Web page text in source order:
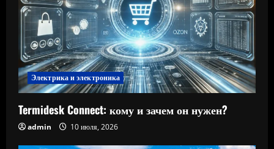
Электрика и электроника
Termidesk Connect: кому и зачем он нужен?
admin 10 июля, 2026